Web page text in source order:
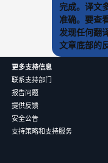
完成。译文
准确。要查
发现任何翻
文章底部的
更多支持信息
联系支持部门
报告问题
提供反馈
安全公告
支持策略和支持服务